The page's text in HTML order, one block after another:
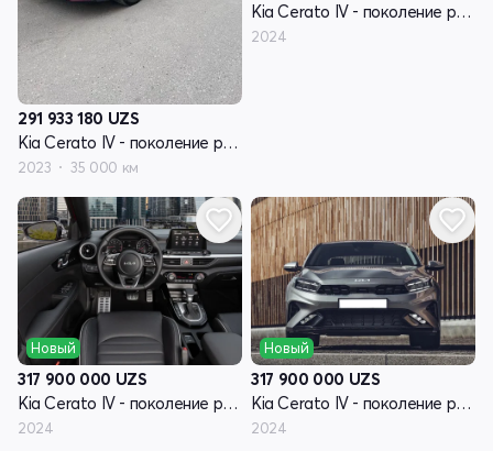
291 933 180 UZS
Kia Cerato IV - поколение рестайлинг
2023 35 000 км
Kia Cerato IV - поколение рестайлинг
2024
Новый
317 900 000 UZS
Kia Cerato IV - поколение рестайлинг
2024
Новый
317 900 000 UZS
Kia Cerato IV - поколение рестайлинг
2024